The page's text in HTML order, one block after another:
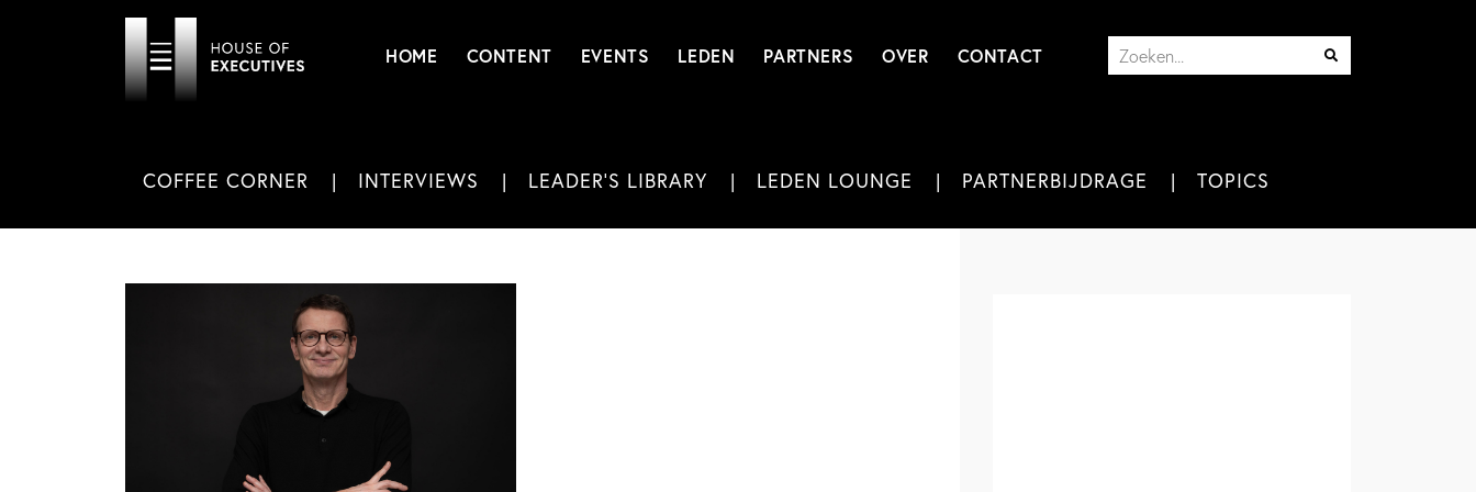
HOME CONTENT EVENTS LEDEN PARTNERS OVER CONTACT
COFFEE CORNER INTERVIEWS LEADER'S LIBRARY LEDEN LOUNGE PARTNERBIJDRAGE TOPICS